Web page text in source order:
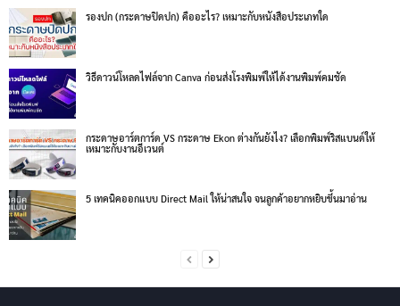
รองปก (กระดาษปิดปก) คืออะไร? เหมาะกับหนังสือประเภทใด
วิธีดาวน์โหลดไฟล์จาก Canva ก่อนส่งโรงพิมพ์ให้ได้งานพิมพ์คมชัด
กระดาษอาร์ตการ์ด VS กระดาษ Ekon ต่างกันยังไง? เลือกพิมพ์ริสแบนด์ให้
เหมาะกับงานอีเวนต์
5 เทคนิคออกแบบ Direct Mail ให้น่าสนใจ จนลูกค้าอยากหยิบขึ้นมาอ่าน